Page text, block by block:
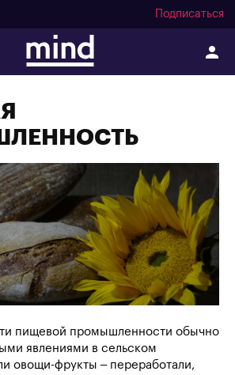
Подписаться
пищевой промышленности обычно
явлениями в сельском
овощи-фрукты – переработали,